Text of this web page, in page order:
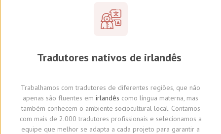
Tradutores nativos deirlandês
Trabalhamos com tradutores de diferentes regiões, que não
apenas são fluentes em irlandês como língua materna, mas
também conhecem o ambiente sociocultural local.Contamos
com mais de 2.000 tradutores profissionais e selecionamos a
equipe que melhor se adapta a cada projeto para garantir a